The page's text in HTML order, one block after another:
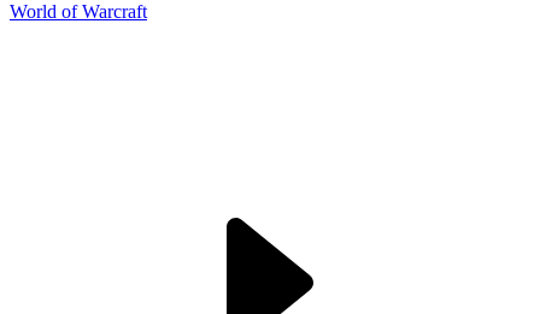
World of Warcraft